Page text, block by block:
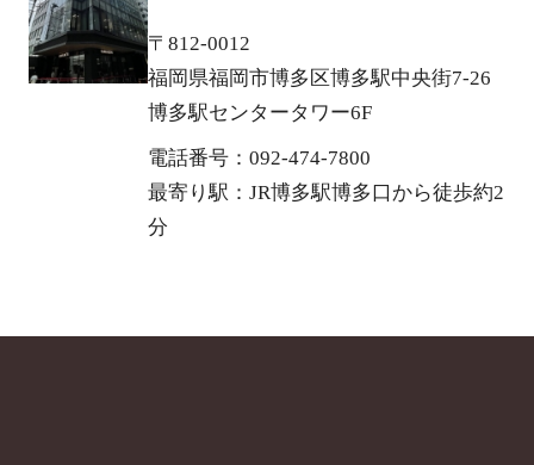
〒812-0012
福岡県福岡市博多区博多駅中央街7-26
博多駅センタータワー6F
電話番号：092-474-7800
最寄り駅：JR博多駅博多口から徒歩約2
分